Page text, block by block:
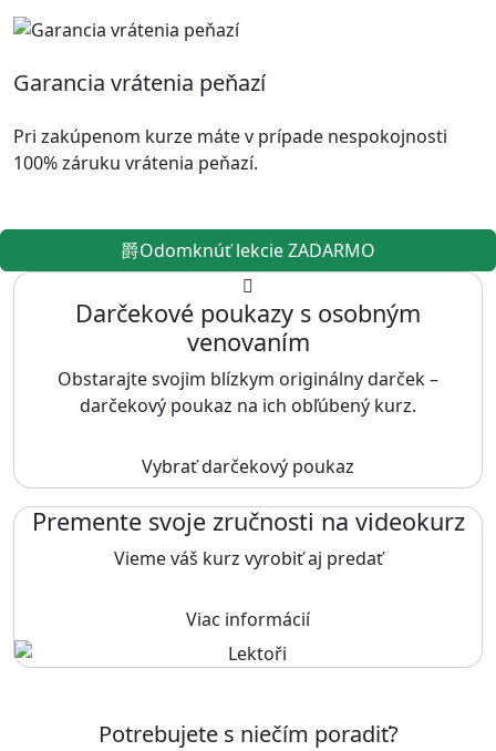
Garancia vrátenia peňazí
Pri zakúpenom kurze máte v prípade nespokojnosti
100% záruku vrátenia peňazí.
Odomknúť lekcie ZADARMO
Darčekové poukazy s osobným
venovaním
Obstarajte svojim blízkym originálny darček –
darčekový poukaz na ich obľúbený kurz.
Vybrať darčekový poukaz
Premente svoje zručnosti na videokurz
Vieme váš kurz vyrobiť aj predať
Viac informácií
Potrebujete s niečím poradiť?